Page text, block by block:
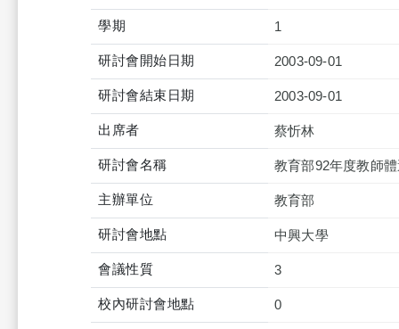
學期 1
研討會開始日期 2003-09-01
研討會結束日期 2003-09-01
出席者 蔡忻林
研討會名稱 教育部92年度教師
主辦單位 教育部
研討會地點 中興大學
會議性質 3
校內研討會地點 0